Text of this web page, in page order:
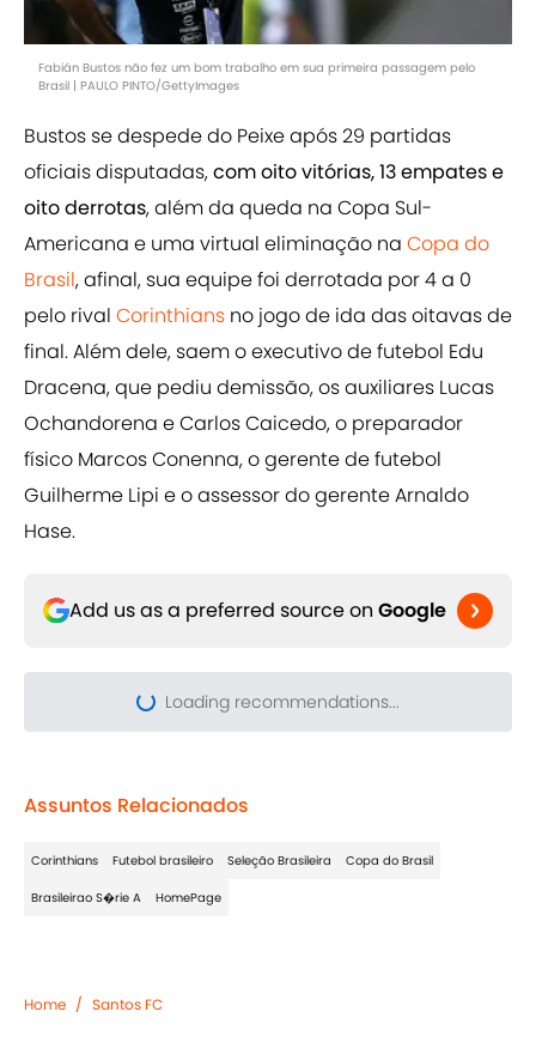
Fabián Bustos não fez um bom trabalho em sua primeira passagem pelo
Brasil | PAULO PINTO/GettyImages
Bustos se despede do Peixe após 29 partidas
oficiais disputadas,com oito vitórias, 13 empates e
oito derrotas, além da queda na Copa Sul-
Americana e uma virtual eliminação na Copa do
Brasil, afinal, sua equipe foi derrotada por 4 a 0
pelo rival Corinthians no jogo de ida das oitavas de
final. Além dele, saem o executivo de futebol Edu
Dracena, que pediu demissão, os auxiliares Lucas
Ochandorena e Carlos Caicedo, o preparador
físico Marcos Conenna, o gerente de futebol
Guilherme Lipi e o assessor do gerente Arnaldo
Hase.
Add us as a preferred source on Google
Loading recommendations...
Please wait while we load
Assuntos Relacionados
Corinthians Futebol brasileiro Seleção Brasileira Copa do Brasil
Brasileirao S�rie A HomePage
Home / Santos FC